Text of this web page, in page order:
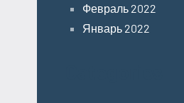
Февраль 2022
Январь 2022